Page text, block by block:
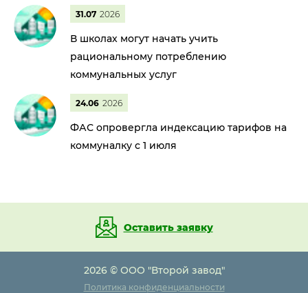
31.07 2026
В школах могут начать учить
рациональному потреблению
коммунальных услуг
24.06 2026
ФАС опровергла индексацию тарифов на
коммуналку с 1 июля
Оставить заявку
2026 © ООО "Второй завод"
Политика конфиденциальности